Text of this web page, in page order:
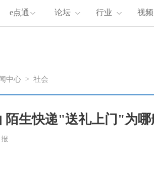
e点通 论坛 行业 视频
中心 > 社会
陌生快递"送礼上门"为哪